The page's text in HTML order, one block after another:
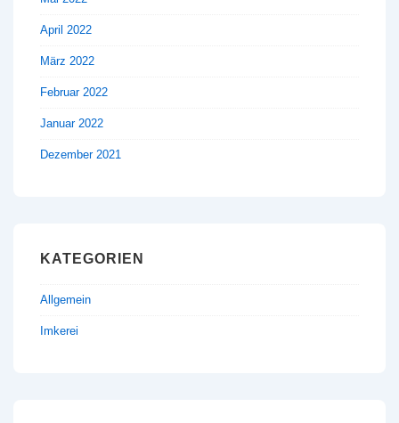
April 2022
März 2022
Februar 2022
Januar 2022
Dezember 2021
KATEGORIEN
Allgemein
Imkerei